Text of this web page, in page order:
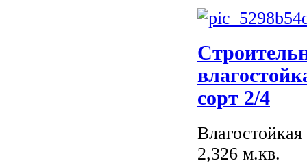
сорт 2/4
2,326 м.кв.